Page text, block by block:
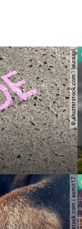
© shutterstock.com | lauraapl